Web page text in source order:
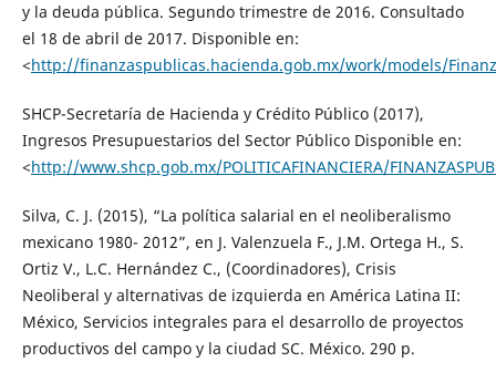
y la deuda pública. Segundo trimestre de 2016. Consultado
el 18 de abril de 2017. Disponible en:
<http://finanzaspublicas.hacienda.gob.mx/work/models/
SHCP-Secretaría de Hacienda y Crédito Público (2017),
Ingresos Presupuestarios del Sector Público Disponible en:
<http://www.shcp.gob.mx/POLITICAFINANCIERA/
Silva, C. J. (2015), “La política salarial en el neoliberalismo
mexicano 1980- 2012”, en J. Valenzuela F., J.M. Ortega H., S.
Ortiz V., L.C. Hernández C., (Coordinadores), Crisis
Neoliberal y alternativas de izquierda en América Latina II:
México, Servicios integrales para el desarrollo de proyectos
productivos del campo y la ciudad SC. México. 290 p.